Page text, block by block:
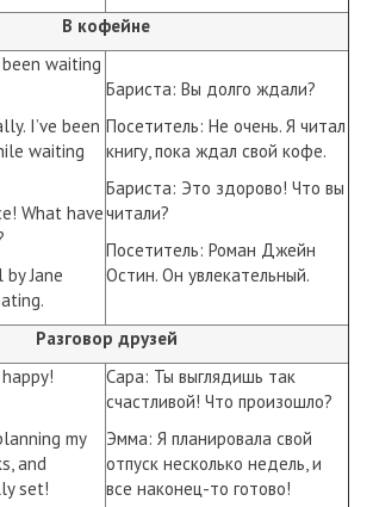
В кофейне
waiting
I’ve been
waiting
What have
Jane
Бариста: Вы долго ждали?
Посетитель: Не очень. Я читал
книгу, пока ждал свой кофе.
Бариста: Это здорово! Что вы
читали?
Посетитель: Роман Джейн
Остин. Он увлекательный.
Разговор друзей
my
and
set!
Сара: Ты выглядишь так
счастливой! Что произошло?
Эмма: Я планировала свой
отпуск несколько недель, и
все наконец-то готово!